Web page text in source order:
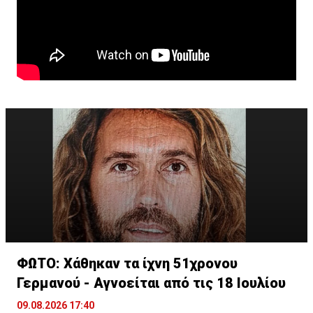
ΦΩΤΟ: Χάθηκαν τα ίχνη 51χρονου
Γερμανού - Αγνοείται από τις 18 Ιουλίου
09.08.2026 17:40